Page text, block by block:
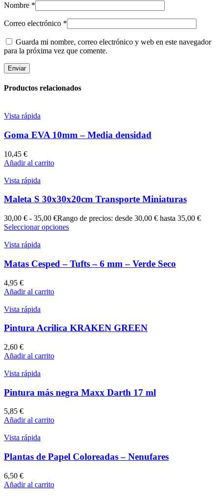
Nombre *
Correo electrónico *
Guarda mi nombre, correo electrónico y web en este navegador
para la próxima vez que comente.
Productos relacionados
Vista rápida
Goma EVA 10mm – Media densidad
10,45 €
Añadir al carrito
Vista rápida
Maleta S 30x30x20cm Transporte Miniaturas
30,00 € - 35,00 €Rango de precios: desde 30,00 € hasta 35,00 €
Seleccionar opciones
Vista rápida
Matas Cesped – Tufts – 6 mm – Verde Seco
4,95 €
Añadir al carrito
Vista rápida
Pintura Acrilica KRAKEN GREEN
2,60 €
Añadir al carrito
Vista rápida
Pintura más negra Maxx Darth 17 ml
5,85 €
Añadir al carrito
Vista rápida
Plantas de Papel Coloreadas – Nenufares
6,50 €
Añadir al carrito